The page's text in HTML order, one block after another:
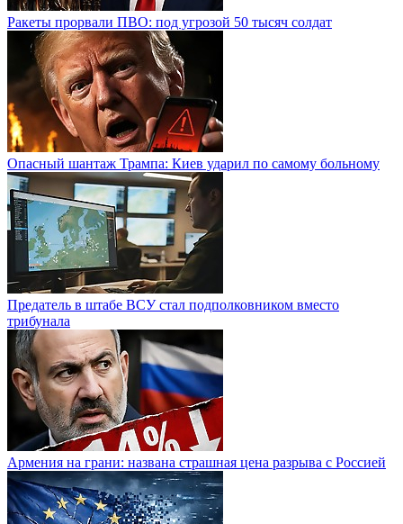
Ракеты прорвали ПВО: под угрозой 50 тысяч солдат
Опасный шантаж Трампа: Киев ударил по самому больному
Предатель в штабе ВСУ стал подполковником вместо
трибунала
Армения на грани: названа страшная цена разрыва с Россией